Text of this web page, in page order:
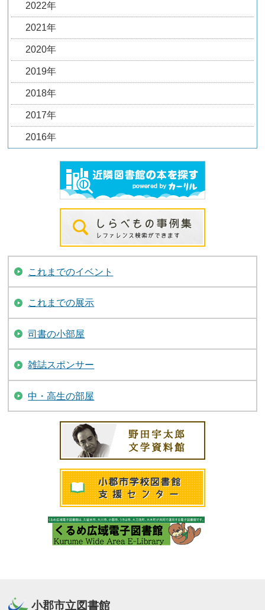
2022年
2021年
2020年
2019年
2018年
2017年
2016年
これまでのイベント
これまでの展示
司書の小部屋
雑誌スポンサー
中・高生の部屋
小郡市立図書館